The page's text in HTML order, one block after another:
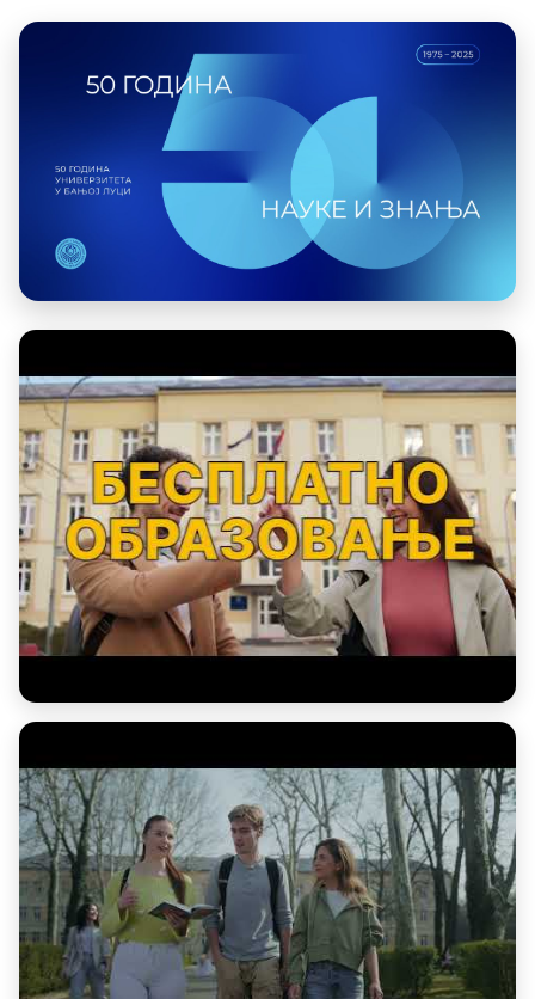
Alumni Akreditacija
Javne nabavke Donatori
Fotogalerija
Vizuelni identitet Kontakt